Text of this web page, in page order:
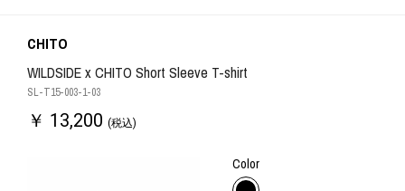
CHITO
WILDSIDE x CHITO Short Sleeve T-shirt
SL-T15-003-1-03
￥ 13,200 (税込)
Color